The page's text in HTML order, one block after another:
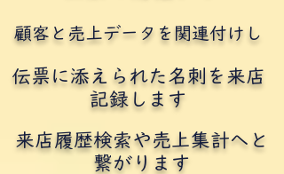
顧客と売上データを関連付けし
伝票に添えられた名刺を来店
記録します
来店履歴検索や売上集計へと
繋がります